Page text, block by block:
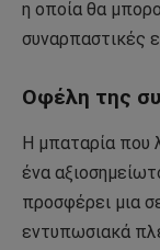
η οποία θα
συναρπαστικές
Οφέλη της
Η μπαταρία που
ένα
προσφέρει μια
εντυπωσιακά